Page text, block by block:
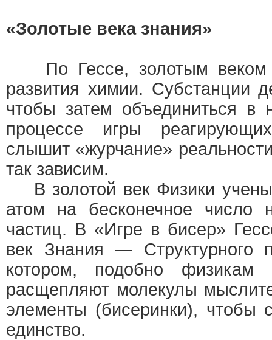
«Золотые века знания»
По Гессе, золотым веком
развития химии. Субстанции
чтобы затем объединиться в
процессе игры
слышит «журчание»
так зависим.
В золотой век Физики
атом на бесконечное число
частиц. В «Игре в бисер»
век Знания — Структурного
котором, подобно физикам
расщепляют молекулы
элементы (бисеринки), чтобы
единство.